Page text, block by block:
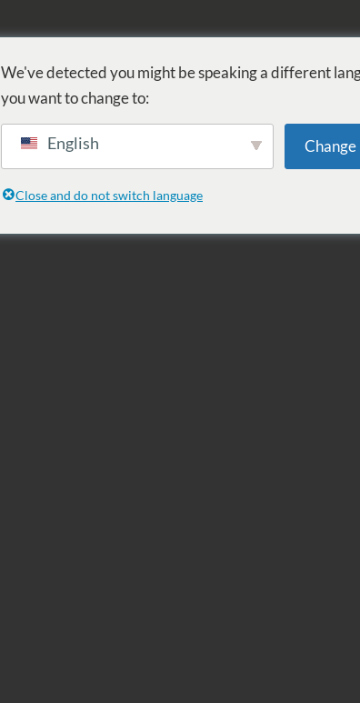
We've detected you might be speaking a different
you want to change to:
English Change
Close and do not switch language